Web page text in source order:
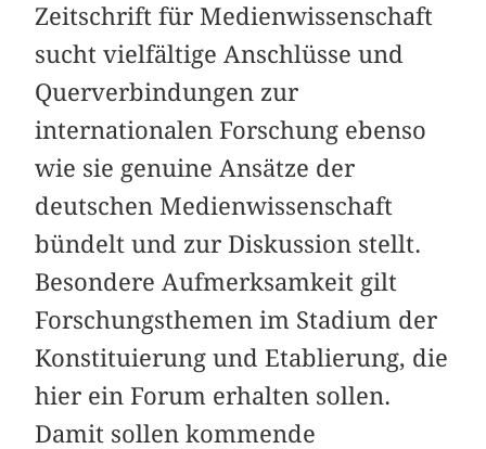
Zeitschrift für Medienwissenschaft
sucht vielfältige Anschlüsse und
Querverbindungen zur
internationalen Forschung ebenso
wie sie genuine Ansätze der
deutschen Medienwissenschaft
bündelt und zur Diskussion stellt.
Besondere Aufmerksamkeit gilt
Forschungsthemen im Stadium der
Konstituierung und Etablierung, die
hier ein Forum erhalten sollen.
Damit sollen kommende